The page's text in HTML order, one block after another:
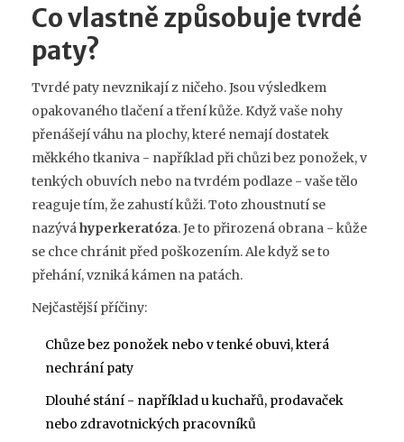
Co vlastně způsobuje tvrdé
paty?
Tvrdé paty nevznikají z ničeho. Jsou výsledkem
opakovaného tlačení a tření kůže. Když vaše nohy
přenášejí váhu na plochy, které nemají dostatek
měkkého tkaniva - například při chůzi bez ponožek, v
tenkých obuvích nebo na tvrdém podlaze - vaše tělo
reaguje tím, že zahustí kůži. Toto zhoustnutí se
nazýváhyperkeratóza. Je to přirozená obrana - kůže
se chce chránit před poškozením. Ale když se to
přehání, vzniká kámen na patách.
Nejčastější příčiny:
Chůze bez ponožek nebo v tenké obuvi, která
nechrání paty
Dlouhé stání - například u kuchařů, prodavaček
nebo zdravotnických pracovníků